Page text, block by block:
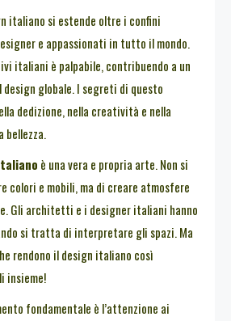
italiano si estende oltre i confini
e appassionati in tutto il mondo.
italiani è palpabile, contribuendo a un
globale. I segreti di questo
dedizione, nella creatività e nella
bellezza.
è una vera e propria arte. Non si
colori e mobili, ma di creare atmosfere
Gli architetti e i designer italiani hanno
si tratta di interpretare gli spazi. Ma
rendono il design italiano così
insieme!
fondamentale è l’attenzione ai